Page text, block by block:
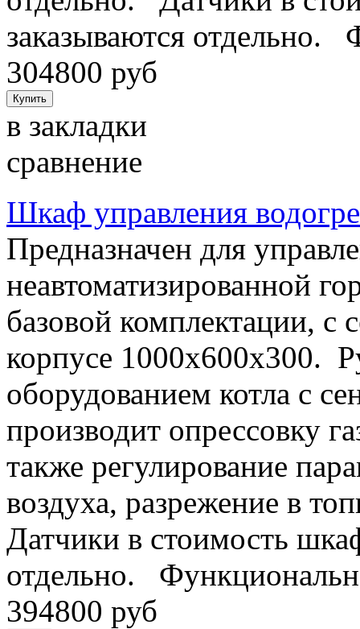
заказываются отдельно.
304800 руб
в закладки
сравнение
Шкаф управления
Предназначен для
неавтоматизированной
базовой комплектации, с
корпусе 1000х600х300.
оборудованием котла с
производит опрессовку
также регулирование
воздуха, разрежение в
Датчики в стоимость
отдельно.
394800 руб